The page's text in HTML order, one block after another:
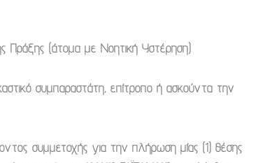
Πράξης (άτομα με Νοητική Υστέρηση)
συμπαραστάτη, επίτροπο ή ασκούντα την
συμμετοχής για την πλήρωση μίας (1) θέσης